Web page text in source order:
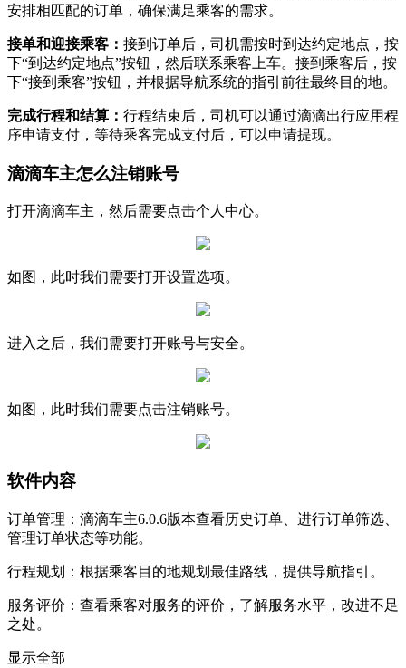
安排相匹配的订单，确保满足乘客的需求。‌
‌接单和迎接乘客‌： 接到订单后，司机需按时到达约定地点，按
下“到达约定地点”按钮，然后联系乘客上车。接到乘客后，按
下“接到乘客”按钮，并根据导航系统的指引前往最终目的地。‌
‌完成行程和结算‌： 行程结束后，司机可以通过滴滴出行应用程
序申请支付，等待乘客完成支付后，可以申请提现。
滴滴车主怎么注销账号
打开滴滴车主，然后需要点击个人中心。
如图，此时我们需要打开设置选项。
进入之后，我们需要打开账号与安全。
如图，此时我们需要点击注销账号。
软件内容
订单管理：滴滴车主6.0.6版本查看历史订单、进行订单筛选、
管理订单状态等功能。
行程规划：根据乘客目的地规划最佳路线，提供导航指引。
服务评价：查看乘客对服务的评价，了解服务水平，改进不足
之处。
显示全部